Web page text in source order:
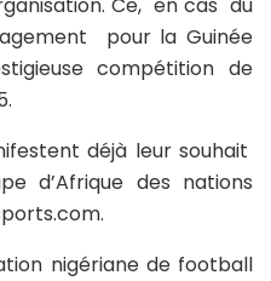
pour la Guinée
compétition de
déjà leur souhait
d’Afrique des nations
nigériane de football